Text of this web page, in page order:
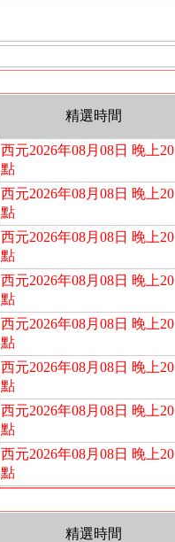
精選時間
西元2026年08月08日 晚上20
點
西元2026年08月08日 晚上20
點
西元2026年08月08日 晚上20
點
西元2026年08月08日 晚上20
點
西元2026年08月08日 晚上20
點
西元2026年08月08日 晚上20
點
西元2026年08月08日 晚上20
點
西元2026年08月08日 晚上20
點
精選時間